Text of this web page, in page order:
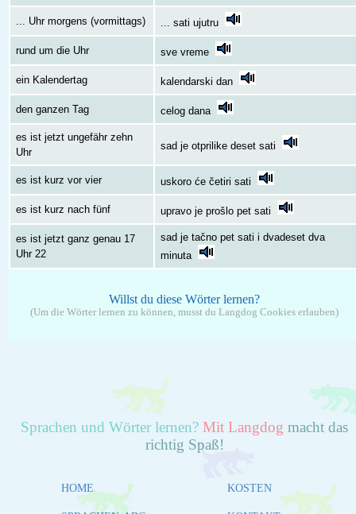
... Uhr morgens (vormittags) ... sati ujutru
rund um die Uhr sve vreme
ein Kalendertag kalendarski dan
den ganzen Tag celog dana
es ist jetzt ungefähr zehn
Uhr
sad je otprilike deset sati
es ist kurz vor vier uskoro će četiri sati
es ist kurz nach fünf upravo je prošlo pet sati
es ist jetzt ganz genau 17
Uhr 22
sad je tačno pet sati i dvadeset dva
minuta
Willst du diese Wörter lernen?
(Um die Wörter lernen zu können, musst du Langdog Cookies erlauben)
Sprachen und Wörter lernen? Mit Langdog macht das
richtig Spaß!
HOME KOSTEN